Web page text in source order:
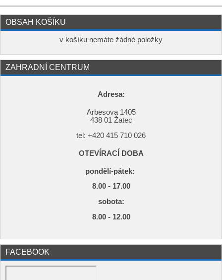
OBSAH KOŠÍKU
v košíku nemáte žádné položky
ZAHRADNÍ CENTRUM
Adresa:
Arbesova 1405
438 01 Žatec
tel: +420 415 710 026
OTEVÍRACÍ DOBA
pondělí-pátek:
8.00 - 17.00
sobota:
8.00 - 12.00
FACEBOOK